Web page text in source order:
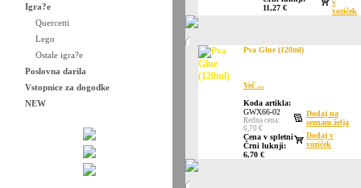
Igra?e
Quercetti
Lego
Ostale igra?e
Poslovna darila
Vstopnice za dogodke
NEW
11,27 €
v
voziček
Pva Glue (120ml)
Več ...
Koda artikla:
GWX66-02
Redna cena:
6,70 €
Cena v spletni
Črni luknji:
6,70 €
Dodaj na
seznam želja
Dodaj v
voziček